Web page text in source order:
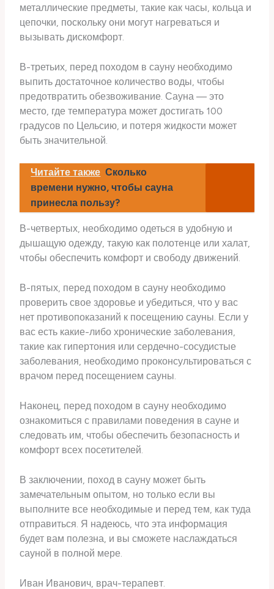
металлические предметы, такие как часы, кольца и
цепочки, поскольку они могут нагреваться и
вызывать дискомфорт.
В-третьих, перед походом в сауну необходимо
выпить достаточное количество воды, чтобы
предотвратить обезвоживание. Сауна — это
место, где температура может достигать 100
градусов по Цельсию, и потеря жидкости может
быть значительной.
Читайте также Сколько
времени нужно, чтобы сауна
принесла пользу?
В-четвертых, необходимо одеться в удобную и
дышащую одежду, такую как полотенце или халат,
чтобы обеспечить комфорт и свободу движений.
В-пятых, перед походом в сауну необходимо
проверить свое здоровье и убедиться, что у вас
нет противопоказаний к посещению сауны. Если у
вас есть какие-либо хронические заболевания,
такие как гипертония или сердечно-сосудистые
заболевания, необходимо проконсультироваться с
врачом перед посещением сауны.
Наконец, перед походом в сауну необходимо
ознакомиться с правилами поведения в сауне и
следовать им, чтобы обеспечить безопасность и
комфорт всех посетителей.
В заключении, поход в сауну может быть
замечательным опытом, но только если вы
выполните все необходимые и перед тем, как туда
отправиться. Я надеюсь, что эта информация
будет вам полезна, и вы сможете наслаждаться
сауной в полной мере.
Иван Иванович, врач-терапевт.